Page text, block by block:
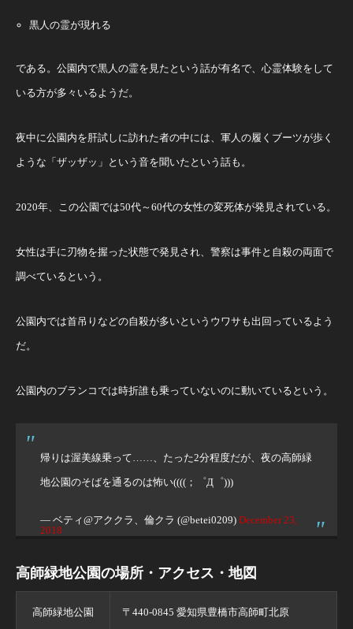
黒人の霊が現れる
である。公園内で黒人の霊を見たという話が有名で、心霊体験をして
いる方が多々いるようだ。
夜中に公園内を肝試しに訪れた者の中には、軍人の履くブーツが歩く
ような「ザッザッ」という音を聞いたという話も。
2020年、この公園では50代～60代の女性の変死体が発見されている。
女性は手に刃物を握った状態で発見され、警察は事件と自殺の両面で
調べているという。
公園内では首吊りなどの自殺が多いというウワサも出回っているよう
だ。
公園内のブランコでは時折誰も乗っていないのに動いているという。
帰りは渥美線乗って……、たった2分程度だが、夜の高師緑
地公園のそばを通るのは怖い((((；゜Д゜)))
— ベティ@アククラ、倫クラ (@betei0209) December 23,
2018
高師緑地公園の場所・アクセス・地図
高師緑地公園 〒440-0845 愛知県豊橋市高師町北原